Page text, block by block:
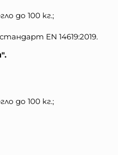
до 100 кг.;
ЕN 14619:2019.
до 100 кг.;